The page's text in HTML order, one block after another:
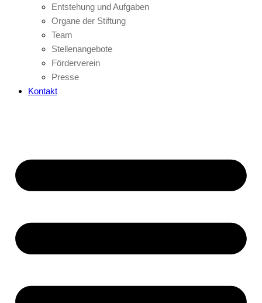
Entstehung und Aufgaben
Organe der Stiftung
Team
Stellenangebote
Förderverein
Presse
Kontakt